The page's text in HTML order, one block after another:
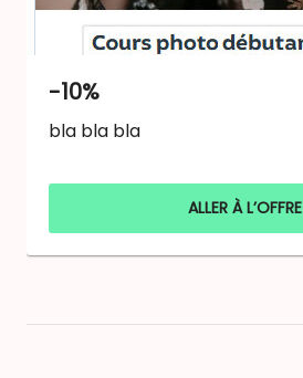
-10%
bla bla bla
ALLER À L’OFFRE